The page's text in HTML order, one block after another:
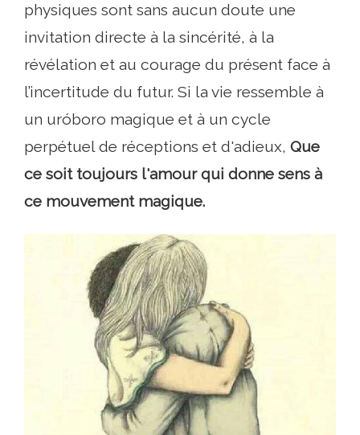
physiques sont sans aucun doute une
invitation directe à la sincérité, à la
révélation et au courage du présent face à
l’incertitude du futur. Si la vie ressemble à
un uróboro magique et à un cycle
perpétuel de réceptions et d'adieux, Que
ce soit toujours l'amour qui donne sens à
ce mouvement magique.